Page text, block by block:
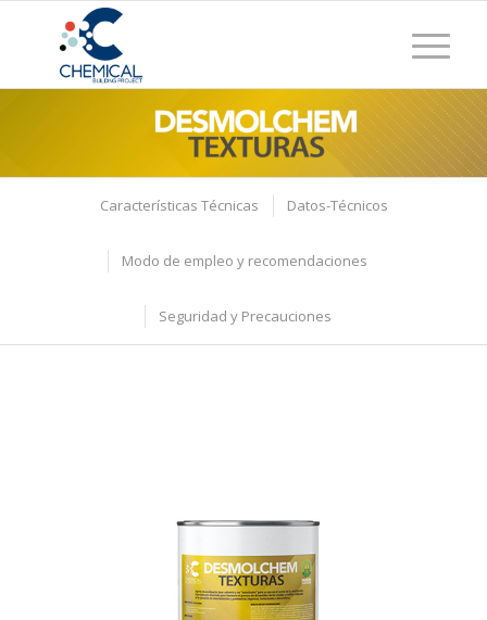
Características Técnicas Datos-Técnicos
Modo de empleo y recomendaciones
Seguridad y Precauciones